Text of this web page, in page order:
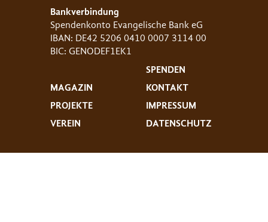
Bankverbindung
Spendenkonto Evangelische Bank eG
IBAN: DE42 5206 0410 0007 3114 00
BIC: GENODEF1EK1
MAGAZIN
PROJEKTE
VEREIN
SPENDEN
KONTAKT
IMPRESSUM
DATENSCHUTZ